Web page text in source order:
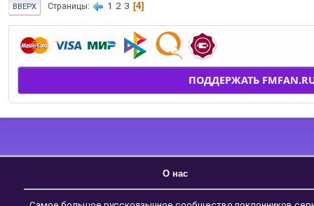
ПОДДЕРЖАТЬ
ВВЕРХ Страницы 1 2 3 4
О нас